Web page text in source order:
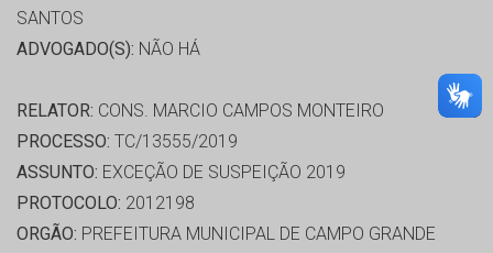
SANTOS
ADVOGADO(S): NÃO HÁ
RELATOR: CONS. MARCIO CAMPOS MONTEIRO
PROCESSO: TC/13555/2019
ASSUNTO: EXCEÇÃO DE SUSPEIÇÃO 2019
PROTOCOLO: 2012198
ORGÃO: PREFEITURA MUNICIPAL DE CAMPO GRANDE